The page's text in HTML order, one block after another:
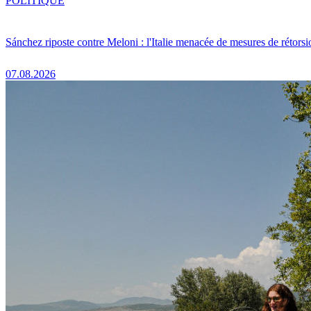
Sánchez riposte contre Meloni : l'Italie menacée de mesures de
07.08.2026